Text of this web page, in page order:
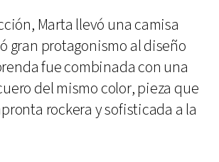
Marta llevó una camisa
gran protagonismo al diseño
fue combinada con una
del mismo color, pieza que
rockera y sofisticada a la